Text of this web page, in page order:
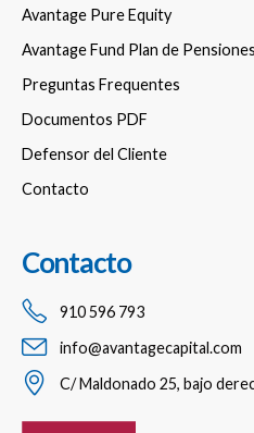
Avantage Pure Equity
Avantage Fund Plan de Pensiones
Preguntas Frequentes
Documentos PDF
Defensor del Cliente
Contacto
Contacto
910 596 793
info@avantagecapital.com
C/ Maldonado 25, bajo